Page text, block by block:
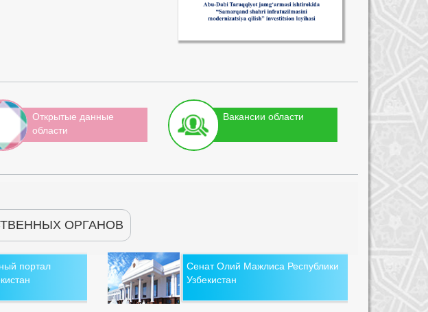
Открытые данные
области
Вакансии области
ОРГАНОВ
портал
Сенат Олий Мажлиса Республики
Узбекистан